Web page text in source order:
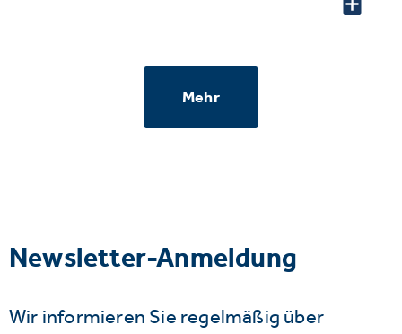
Mehr
Newsletter-Anmeldung
Wir informieren Sie regelmäßig über